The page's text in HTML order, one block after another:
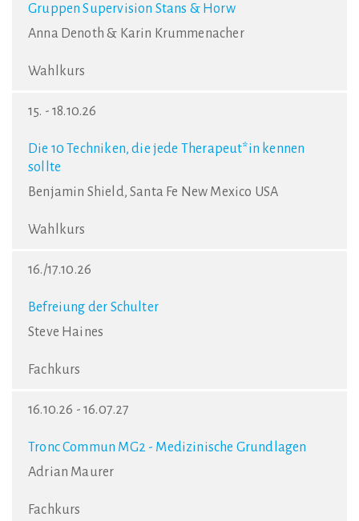
Gruppen Supervision Stans & Horw
Anna Denoth & Karin Krummenacher
Wahlkurs
15. - 18.10.26
Die 10 Techniken, die jede Therapeut*in kennen
sollte
Benjamin Shield, Santa Fe New Mexico USA
Wahlkurs
16./17.10.26
Befreiung der Schulter
Steve Haines
Fachkurs
16.10.26 - 16.07.27
Tronc Commun MG2 - Medizinische Grundlagen
Adrian Maurer
Fachkurs